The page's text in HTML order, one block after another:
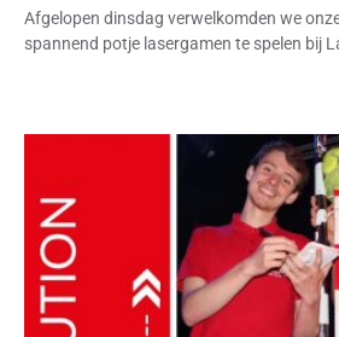
Afgelopen dinsdag verwelkomden we
spannend potje lasergamen te spelen bij